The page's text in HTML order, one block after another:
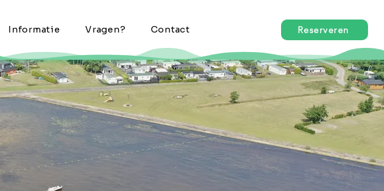
Informatie Vragen? Contact Reserveren